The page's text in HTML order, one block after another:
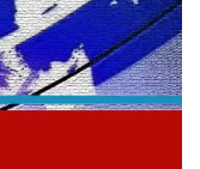
Podcast
من نحن
البحث